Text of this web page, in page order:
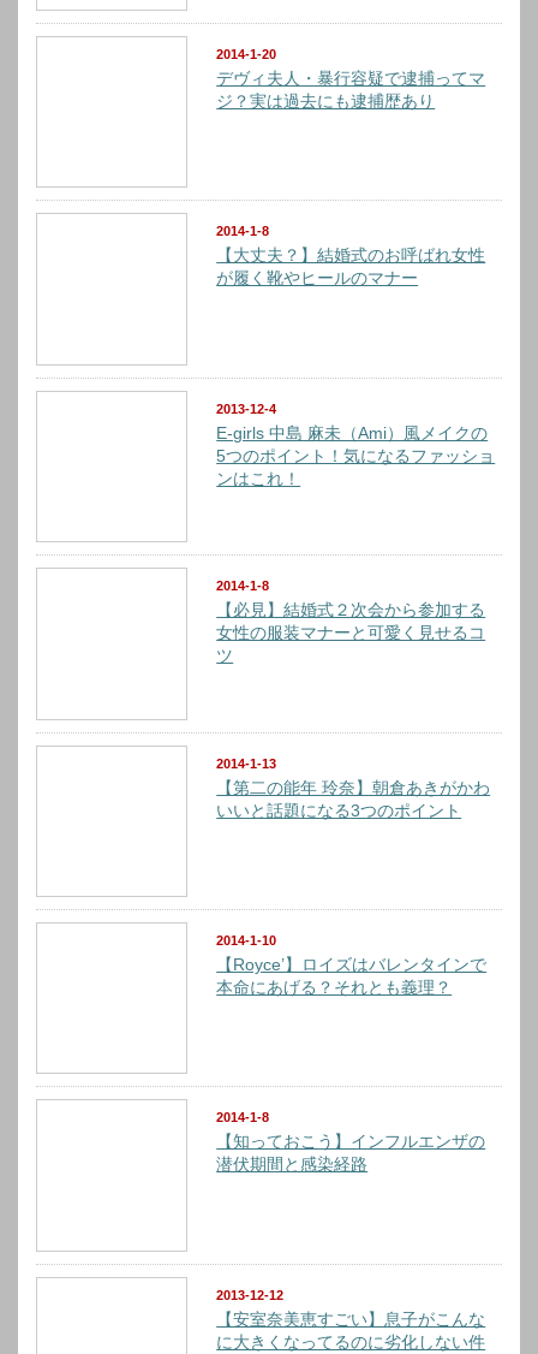
2014-1-20
デヴィ夫人・暴行容疑で逮捕ってマ
ジ？実は過去にも逮捕歴あり
2014-1-8
【大丈夫？】結婚式のお呼ばれ女性
が履く靴やヒールのマナー
2013-12-4
E-girls 中島 麻未（Ami）風メイクの
5つのポイント！気になるファッショ
ンはこれ！
2014-1-8
【必見】結婚式２次会から参加する
女性の服装マナーと可愛く見せるコ
ツ
2014-1-13
【第二の能年 玲奈】朝倉あきがかわ
いいと話題になる3つのポイント
2014-1-10
【Royce’】ロイズはバレンタインで
本命にあげる？それとも義理？
2014-1-8
【知っておこう】インフルエンザの
潜伏期間と感染経路
2013-12-12
【安室奈美恵すごい】息子がこんな
に大きくなってるのに劣化しない件